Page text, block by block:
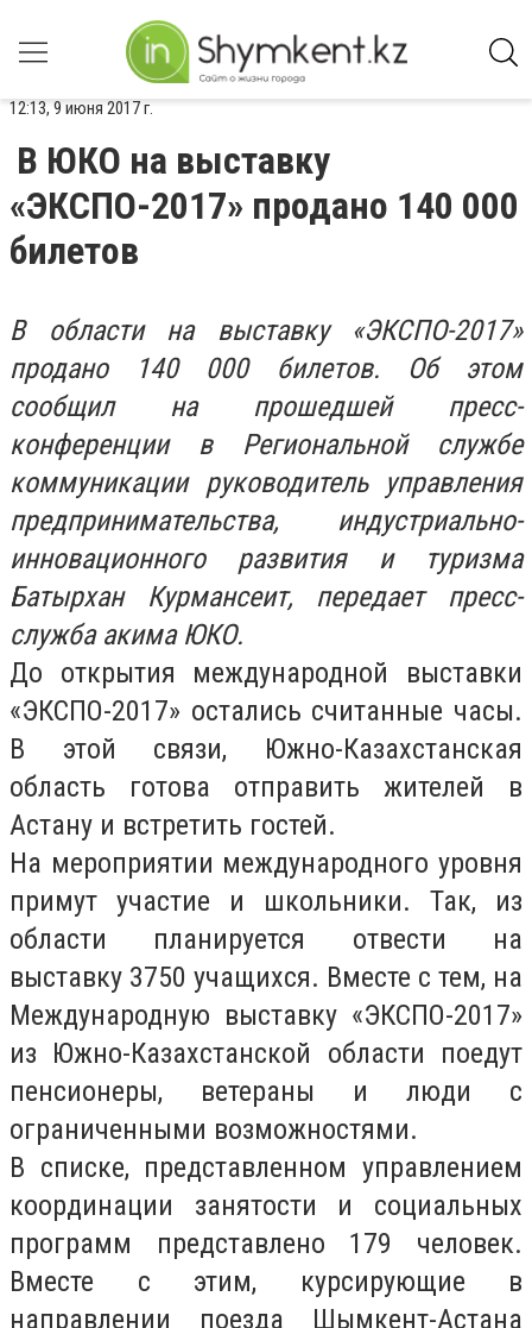
12:13, 9 июня 2017 г.
В ЮКО на выставку
«ЭКСПО-2017» продано 140 000
билетов
В области на выставку «ЭКСПО-2017»
продано 140 000 билетов. Об этом
сообщил на прошедшей пресс-
конференции в Региональной службе
коммуникации руководитель управления
предпринимательства, индустриально-
инновационного развития и туризма
Батырхан Курмансеит, передает пресс-
служба акима ЮКО.
До открытия международной выставки
«ЭКСПО-2017» остались считанные часы.
В этой связи, Южно-Казахстанская
область готова отправить жителей в
Астану и встретить гостей.
На мероприятии международного уровня
примут участие и школьники. Так, из
области планируется отвести на
выставку 3750 учащихся. Вместе с тем, на
Международную выставку «ЭКСПО-2017»
из Южно-Казахстанской области поедут
пенсионеры, ветераны и люди с
ограниченными возможностями.
В списке, представленном управлением
координации занятости и социальных
программ представлено 179 человек.
Вместе с этим, курсирующие в
направлении поезда Шымкент-Астана